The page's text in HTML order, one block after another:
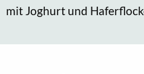
mit Joghurt und